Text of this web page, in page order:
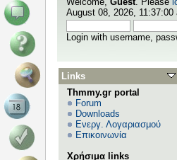
August 08, 2026, 11:37:00
Login with username,
Links
Thmmy.gr portal
Forum
Downloads
Ενεργ. Λογαριασμού
Επικοινωνία
Χρήσιμα links